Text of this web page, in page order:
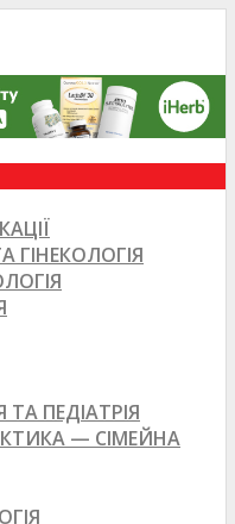
ГІНЕКОЛОГІЯ
ПЕДІАТРІЯ
— СІМЕЙНА